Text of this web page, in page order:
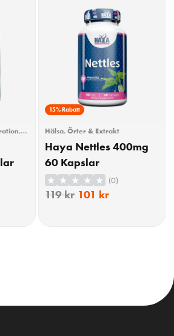
,
15% Rabatt
Hälsa, Örter & Extrakt
Haya Nettles 400mg
60 Kapslar
(0)
119kr 101 kr